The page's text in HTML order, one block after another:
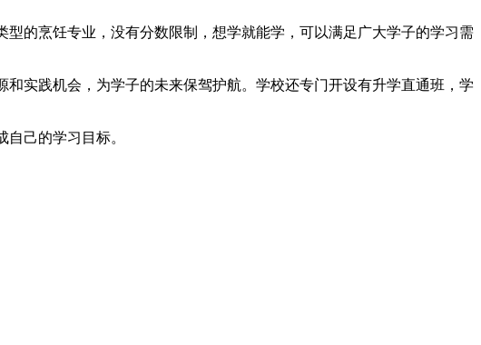
的烹饪专业，没有分数限制，想学就能学，可以满足广大学子的学习需
实践机会，为学子的未来保驾护航。学校还专门开设有升学直通班，学
己的学习目标。